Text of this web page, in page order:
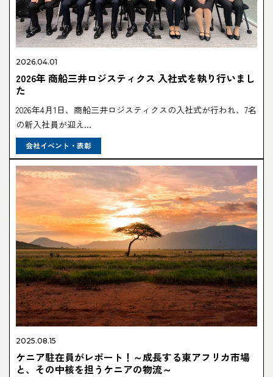
2026.04.01
2026年 商船三井ロジスティクス 入社式を執り行いまし
た
2026年4月1日、商船三井ロジスティクスの入社式が行われ、7名
の新入社員が迎え...
会社イベント・表彰
2025.08.15
ケニア駐在員がレポート！～成長する東アフリカ市場
と、その中核を担うケニアの物流～